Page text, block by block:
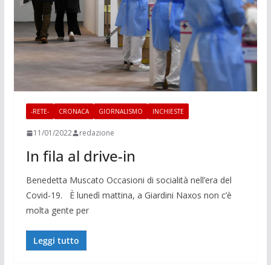
-RETE- CRONACA GIORNALISMO INCHIESTE
11/01/2022 redazione
In fila al drive-in
Benedetta Muscato Occasioni di socialità nell’era del
Covid-19. È lunedì mattina, a Giardini Naxos non c’è
molta gente per
Leggi tutto